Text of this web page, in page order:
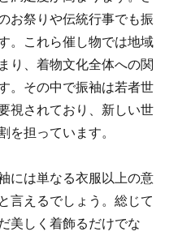
お祭りや伝統行事でも振
。これら催し物では地域
り、着物文化全体への関
。その中で振袖は若者世
視されており、新しい世
を担っています。
には単なる衣服以上の意
言えるでしょう。総じて
美しく着飾るだけでな